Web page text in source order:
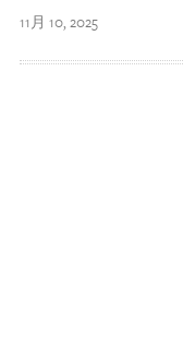
11月 10, 2025